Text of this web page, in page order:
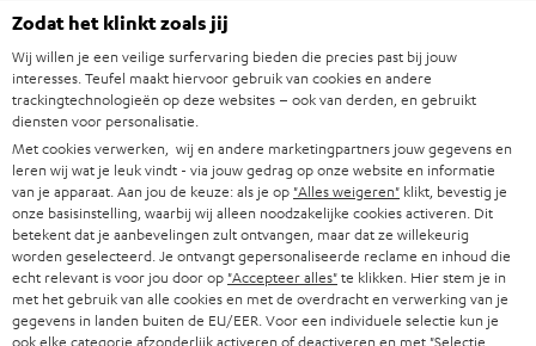
D
o
w
n
l
o
a
d
d
Quick Start Guide: REAL BLUE NC
Safety Booklet: REAL BLUE NC
Handleiding: REAL BLUE NC
Conformiteitsverklaring: REAL BLUE NC
p
a
g
Teufel Go App - Apple App Store
Teufel Go App - Google Play
Zodat het klinkt zoals jij
Wij willen je een veilige surfervaring bieden die precies past bij jouw
interesses. Teufel maakt hiervoor gebruik van cookies en andere
trackingtechnologieën op deze websites – ook van derden, en gebruikt
diensten voor personalisatie.
Met cookies verwerken, wij en andere marketingpartners jouw gegevens en
leren wij wat je leuk vindt - via jouw gedrag op onze website en informatie
van je apparaat. Aan jou de keuze: als je op "Alles weigeren" klikt, bevestig je
onze basisinstelling, waarbij wij alleen noodzakelijke cookies activeren. Dit
betekent dat je aanbevelingen zult ontvangen, maar dat ze willekeurig
worden geselecteerd. Je ontvangt gepersonaliseerde reclame en inhoud die
echt relevant is voor jou door op "Accepteer alles"te klikken. Hier stem je in
met het gebruik van alle cookies en met de overdracht en verwerking van je
gegevens in landen buiten de EU/EER. Voor een individuele selectie kun je
ook elke categorie afzonderlijk activeren of deactiveren en met "Selectie